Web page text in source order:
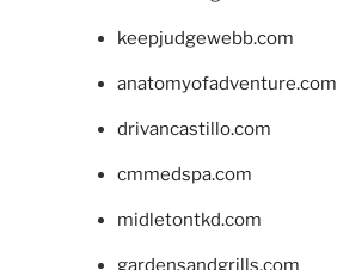
keepjudgewebb.com
anatomyofadventure.com
drivancastillo.com
cmmedspa.com
midletontkd.com
gardensandgrills.com